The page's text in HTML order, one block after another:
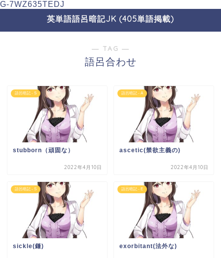
G-7WZ635TEDJ
英単語語呂暗記JK (405単語掲載)
― TAG ―
語呂合わせ
語呂暗記 - S
stubborn（頑固な）
2022年4月10日
語呂暗記 - A
ascetic(禁欲主義の)
2022年4月10日
語呂暗記 - S
sickle(鎌)
語呂暗記 - E
exorbitant(法外な)